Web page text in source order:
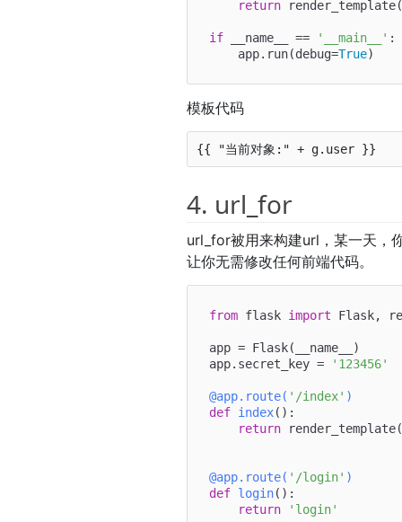
return
if __name__ == '__main__' :
    app.run(debug=
True
模板代码
4. url_for
url_for被用来构建url，某一天，
让你无需修改任何前端代码。
from flask import Flask,
app = Flask(__name__)
app.secret_key =
'123456'
@app.route( '/index' )
def index():
return
@app.route( '/login' )
def login():
return
'login'